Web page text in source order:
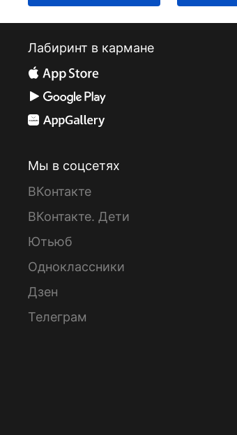
Лабиринт в кармане
Мы в соцсетях
ВКонтакте
ВКонтакте. Дети
Ютьюб
Одноклассники
Дзен
Телеграм